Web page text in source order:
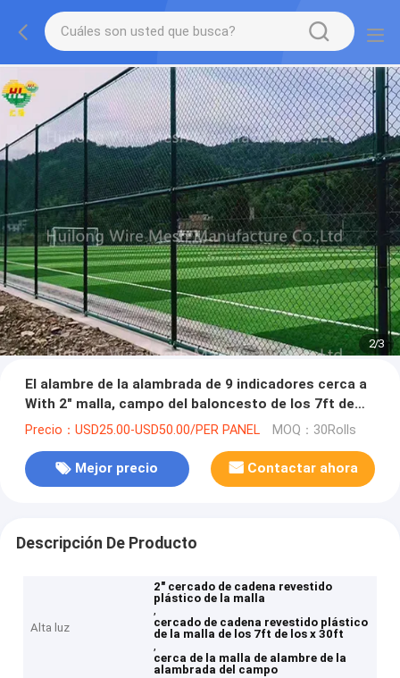
2/3
El alambre de la alambrada de 9 indicadores cerca a
With 2" malla, campo del baloncesto de los 7ft de
los x 30ft
Precio：USD25.00-USD50.00/PER PANEL MOQ：30Rolls
Mejor precio Contactar ahora
Descripción De Producto
Alta luz
2" cercado de cadena revestido
plástico de la malla
,
cercado de cadena revestido plástico
de la malla de los 7ft de los x 30ft
,
cerca de la malla de alambre de la
alambrada del campo